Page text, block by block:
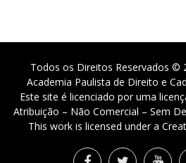
Todos os Direitos Reservados ©
Academia Paulista de Direito e
Este site é licenciado por uma
Atribuição – Não Comercial – Sem
This work is licensed under a